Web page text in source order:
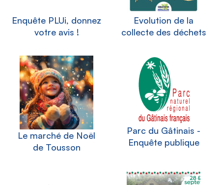
Enquête PLUi, donnez
votre avis !
Evolution de la
collecte des déchets
Le marché de Noël
de Tousson
Parc du Gâtinais -
Enquête publique